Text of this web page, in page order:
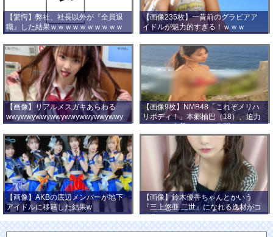
【驚愕】弊社、社長以外が『全員退
職』した結果ｗｗｗｗｗｗｗｗｗｗ
ｗｗｗ
【画像235枚】一昔前のグラビアア
イドルが魅力的すぎる！ｗｗｗ
【画像】リアルメスガキあらわる
wwywwywwywwywwywwywwywwy
wwy
【画像9枚】NMB48「これぞメリハ
リボディ！」本郷柚巴（18）、迫力
バストの水着ショット公開！
【画像】AKBの底辺メンバーが地下
アイドルに移籍した結果w
【画像】鈴木優香ちゃんとかいう
『三上悠亜 二世』になれる逸材がコ
チラ